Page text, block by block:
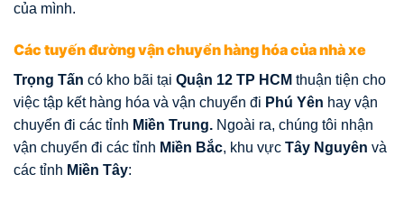
của mình.
Các tuyến đường vận chuyển hàng hóa của nhà xe
Trọng Tấn có kho bãi tại Quận 12 TP HCM thuận tiện cho
việc tập kết hàng hóa và vận chuyển đi Phú Yên hay vận
chuyển đi các tỉnh Miền Trung. Ngoài ra, chúng tôi nhận
vận chuyển đi các tỉnh Miền Bắc, khu vực Tây Nguyên và
các tỉnh Miền Tây: